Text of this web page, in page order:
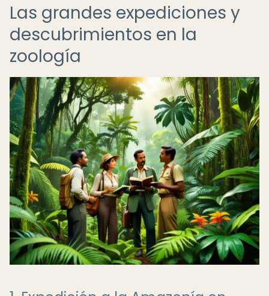
Las grandes expediciones y
descubrimientos en la
zoología